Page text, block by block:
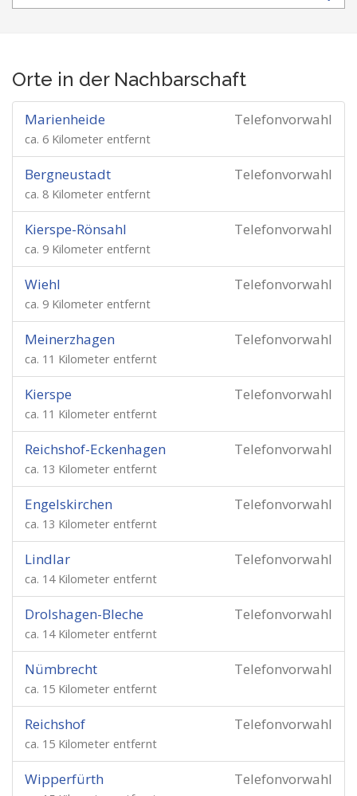
Orte in der Nachbarschaft
Telefonvorwahl
Marienheide
ca. 6 Kilometer entfernt
Telefonvorwahl
Bergneustadt
ca. 8 Kilometer entfernt
Telefonvorwahl
Kierspe-Rönsahl
ca. 9 Kilometer entfernt
Telefonvorwahl
Wiehl
ca. 9 Kilometer entfernt
Telefonvorwahl
Meinerzhagen
ca. 11 Kilometer entfernt
Telefonvorwahl
Kierspe
ca. 11 Kilometer entfernt
Telefonvorwahl
Reichshof-Eckenhagen
ca. 13 Kilometer entfernt
Telefonvorwahl
Engelskirchen
ca. 13 Kilometer entfernt
Telefonvorwahl
Lindlar
ca. 14 Kilometer entfernt
Telefonvorwahl
Drolshagen-Bleche
ca. 14 Kilometer entfernt
Telefonvorwahl
Nümbrecht
ca. 15 Kilometer entfernt
Telefonvorwahl
Reichshof
ca. 15 Kilometer entfernt
Telefonvorwahl
Wipperfürth